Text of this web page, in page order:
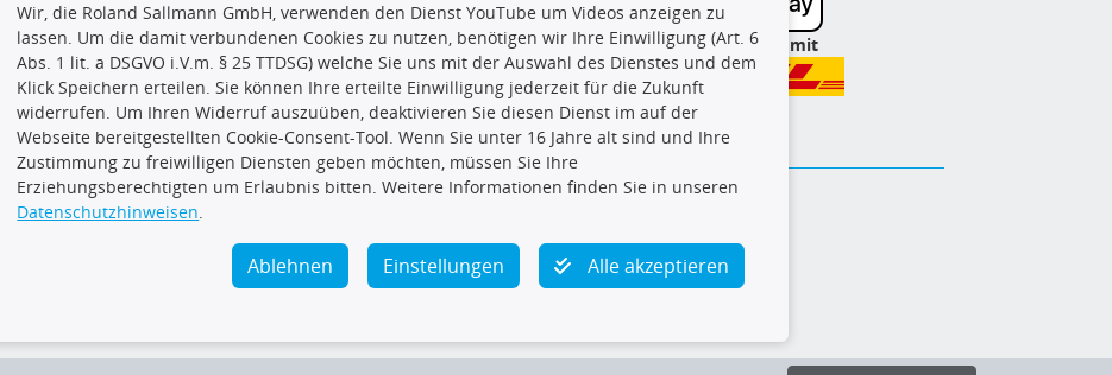
Barrierefreiheitserklärung
Wir versenden mit
Folge uns TecDoc Inside
Wir, die Roland Sallmann GmbH, verwenden den Dienst YouTube um Videos anzeigen zu
lassen. Um die damit verbundenen Cookies zu nutzen, benötigen wir Ihre Einwilligung (Art. 6
Abs. 1 lit. a DSGVO i.V.m. § 25 TTDSG) welche Sie uns mit der Auswahl des Dienstes und dem
Klick Speichern erteilen. Sie können Ihre erteilte Einwilligung jederzeit für die Zukunft
widerrufen. Um Ihren Widerruf auszuüben, deaktivieren Sie diesen Dienst im auf der
Webseite bereitgestellten Cookie-Consent-Tool. Wenn Sie unter 16 Jahre alt sind und Ihre
Zustimmung zu freiwilligen Diensten geben möchten, müssen Sie Ihre
Erziehungsberechtigten um Erlaubnis bitten. Weitere Informationen finden Sie in unseren
Datenschutzhinweisen.
Alle akzeptieren
Einstellungen
Ablehnen